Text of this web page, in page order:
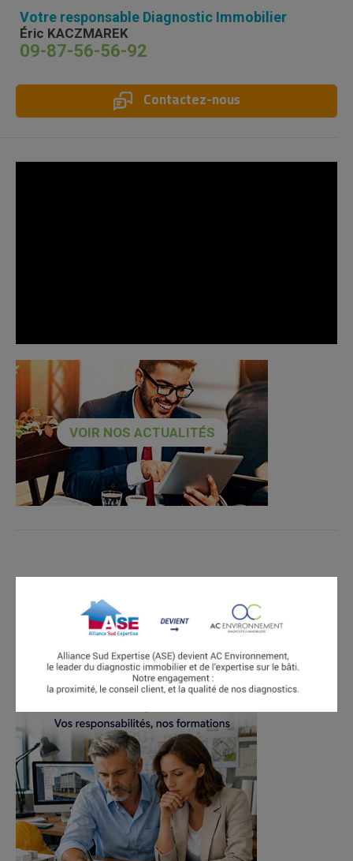
Votre responsable Diagnostic Immobilier
Éric KACZMAREK
09-87-56-56-92
Contactez-nous
VOIR NOS ACTUALITÉS